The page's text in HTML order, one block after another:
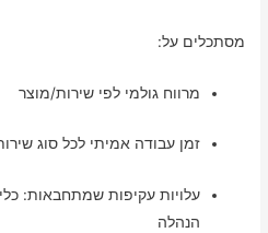
מסתכלים על:
מרווח גולמי לפי שירות/מוצר
זמן עבודה אמיתי לכל סוג
עלויות עקיפות שמתחבאות:
הנהלה